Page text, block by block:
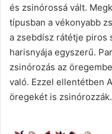
és zsinórossá vált.
típusban a vékonyabb
a zsebdísz rátétje piros
harisnyája egyszerű.
zsinórozás az
való. Ezzel ellentétben
öregekét is zsinórozzák.